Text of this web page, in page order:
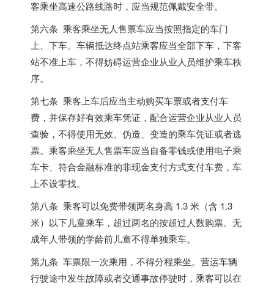
客乘坐高速公路线路时，应当规范佩戴安全带。
第六条 乘客乘坐无人售票车应当按照指定的车门
上、下车。车辆抵达终点站乘客应当全部下车，下客
站不准上车，不得妨碍运营企业从业人员维护乘车秩
序。
第七条 乘客上车后应当主动购买车票或者支付车
费，并保存好有效乘车凭证，配合运营企业从业人员
查验，不得使用无效、伪造、变造的乘车凭证或者逃
票。乘客乘坐无人售票车应当自备零钱或使用电子乘
车卡、符合金融标准的非现金支付方式支付车费，车
上不设零找。
第八条 乘客可以免费带领两名身高 1.3 米（含 1.3
米）以下儿童乘车，超过两名的按超过人数购票。无
成年人带领的学龄前儿童不得单独乘车。
第九条 车票限一次乘用，不得分程乘坐。营运车辆
行驶途中发生故障或者交通事故停驶时，乘客可以在